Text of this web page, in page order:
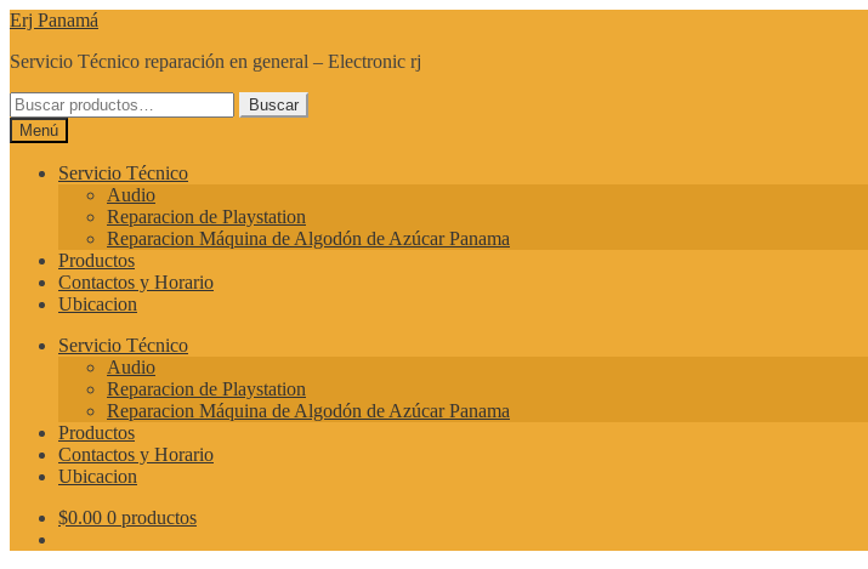
Ir
la
Ir
contenido
Erj Panamá
Servicio Técnico reparación en general – Electronic rj
Buscar
por:
Buscar
Menú
Servicio Técnico
Audio
Reparacion de Playstation
Reparacion Máquina de Algodón de Azúcar Panama
Productos
Contactos y Horario
Ubicacion
Servicio Técnico
Audio
Reparacion de Playstation
Reparacion Máquina de Algodón de Azúcar Panama
Productos
Contactos y Horario
Ubicacion
$0.00 0 productos